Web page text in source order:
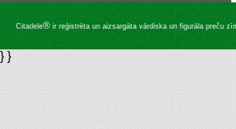
Citadele® ir reģistrēta un aizsargāta vārdiska un figurāla preču
} }